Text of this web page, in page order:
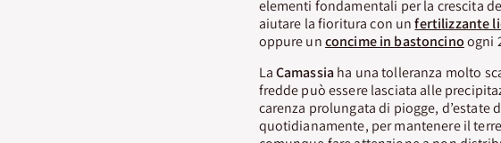
elementi fondamentali per la crescita
aiutare la fioritura con unfertilizzante
oppure unconcime in bastoncinoogni
LaCamassia ha una tolleranza molto
fredde può essere lasciata alle
carenza prolungata di piogge, d’estate
quotidianamente, per mantenere il